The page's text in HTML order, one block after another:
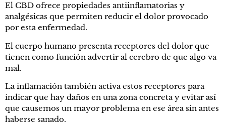
El CBD ofrece propiedades antiinflamatorias y
analgésicas que permiten reducir el dolor provocado
por esta enfermedad.
El cuerpo humano presenta receptores del dolor que
tienen como función advertir al cerebro de que algo va
mal.
La inflamación también activa estos receptores para
indicar que hay daños en una zona concreta y evitar así
que causemos un mayor problema en ese área sin antes
haberse sanado.